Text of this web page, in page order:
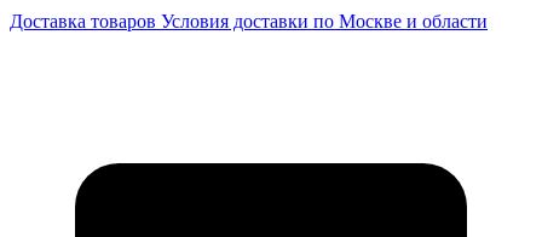
Доставка товаров Условия доставки по Москве и области